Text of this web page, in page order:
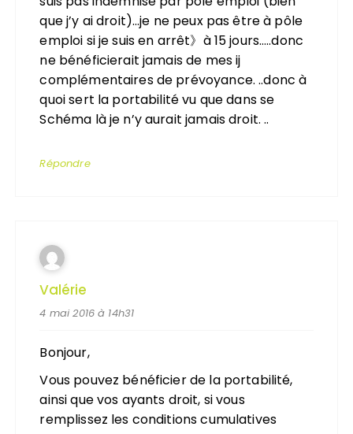
que j’y ai droit)…je ne peux pas être à pôle
emploi si je suis en arrêt》à 15 jours…..donc
ne bénéficierait jamais de mes ij
complémentaires de prévoyance. ..donc à
quoi sert la portabilité vu que dans se
Schéma là je n’y aurait jamais droit. ..
Répondre
Valérie
4 mai 2016 à 14h31
Bonjour,
Vous pouvez bénéficier de la portabilité,
ainsi que vos ayants droit, si vous
remplissez les conditions cumulatives